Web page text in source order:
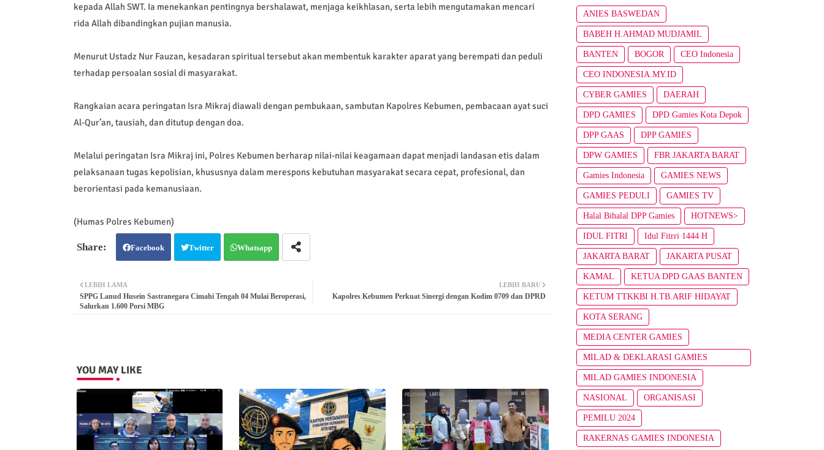
kepada Allah SWT. Ia menekankan pentingnya bershalawat, menjaga keikhlasan, serta lebih mengutamakan mencari
rida Allah dibandingkan pujian manusia.
Menurut Ustadz Nur Fauzan, kesadaran spiritual tersebut akan membentuk karakter aparat yang berempati dan peduli
terhadap persoalan sosial di masyarakat.
Rangkaian acara peringatan Isra Mikraj diawali dengan pembukaan, sambutan Kapolres Kebumen, pembacaan ayat suci
Al-Qur’an, tausiah, dan ditutup dengan doa.
Melalui peringatan Isra Mikraj ini, Polres Kebumen berharap nilai-nilai keagamaan dapat menjadi landasan etis dalam
pelaksanaan tugas kepolisian, khususnya dalam merespons kebutuhan masyarakat secara cepat, profesional, dan
berorientasi pada kemanusiaan.
(Humas Polres Kebumen)
Facebook Twitter Whatsapp
LEBIH BARU
Kapolres Kebumen Perkuat Sinergi dengan Kodim 0709 dan DPRD
LEBIH LAMA
SPPG Lanud Husein Sastranegara Cimahi Tengah 04 Mulai Beroperasi,
Salurkan 1.600 Porsi MBG
YOU MAY LIKE
ANIES BASWEDAN
BABEH H.AHMAD MUDJAMIL
BANTEN BOGOR CEO Indonesia
CEO INDONESIA.MY.ID
CYBER GAMIES DAERAH
DPD GAMIES DPD Gamies Kota Depok
DPP GAAS DPP GAMIES
DPW GAMIES FBR JAKARTA BARAT
Gamies Indonesia GAMIES NEWS
GAMIES PEDULI GAMIES TV
Halal Bihalal DPP Gamies HOTNEWS>
IDUL FITRI Idul Fitrri 1444 H
JAKARTA BARAT JAKARTA PUSAT
KAMAL KETUA DPD GAAS BANTEN
KETUM TTKKBI H.TB.ARIF HIDAYAT
KOTA SERANG
MEDIA CENTER GAMIES
MILAD & DEKLARASI GAMIES
INDONESIA
MILAD GAMIES INDONESIA
NASIONAL ORGANISASI
PEMILU 2024
RAKERNAS GAMIES INDONESIA